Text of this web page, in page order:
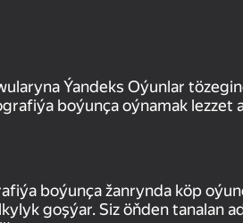
Ýandeks Oýunlar
boýunça oýnamak lezzet
boýunça žanrynda köp
goşýar. Siz öňden tanalan